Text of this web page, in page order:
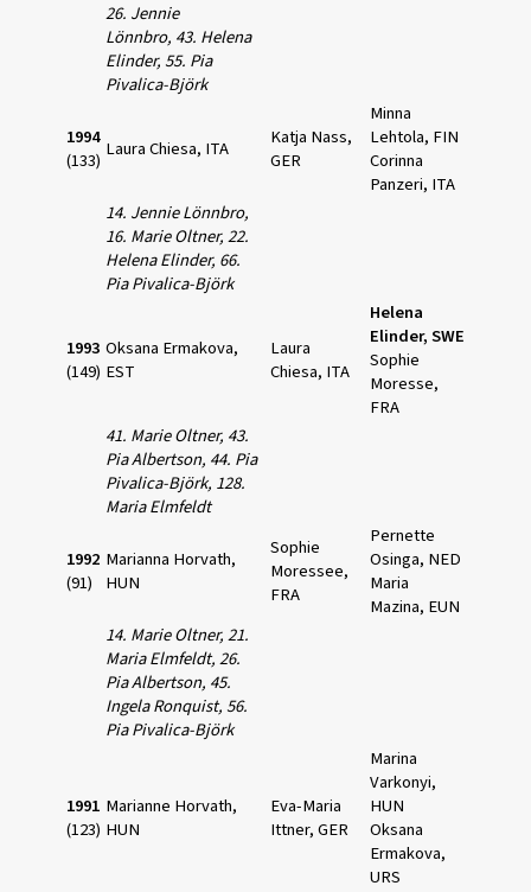
26. Jennie
Lönnbro, 43. Helena
Elinder, 55. Pia
Pivalica-Björk
1994
(133) Laura Chiesa, ITA
Katja Nass,
GER
Minna
Lehtola, FIN
Corinna
Panzeri, ITA
14. Jennie Lönnbro,
16. Marie Oltner,22.
Helena Elinder, 66.
Pia Pivalica-Björk
1993
(149)
Oksana Ermakova,
EST
Laura
Chiesa, ITA
Helena
Elinder, SWE
Sophie
Moresse,
FRA
41. Marie Oltner, 43.
Pia Albertson, 44. Pia
Pivalica-Björk, 128.
Maria Elmfeldt
1992
(91)
Marianna Horvath,
HUN
Sophie
Moressee,
FRA
Pernette
Osinga, NED
Maria
Mazina, EUN
14. Marie Oltner, 21.
Maria Elmfeldt,26.
Pia Albertson, 45.
Ingela Ronquist, 56.
Pia Pivalica-Björk
1991
(123)
Marianne Horvath,
HUN
Eva-Maria
Ittner, GER
Marina
Varkonyi,
HUN
Oksana
Ermakova,
URS